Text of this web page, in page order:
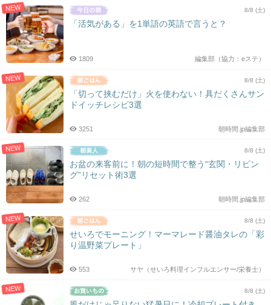
ゲ
ー
シ
ョ
NEW 8/8 (土)
「活気がある」を1単語の英語で言うと？
編集部（協力：eステ）
1809
NEW 8/8 (土)
「切って挟むだけ」火を使わない！具だくさんサン
ドイッチレシピ3選
朝時間.jp編集部
3251
NEW 8/8 (土)
お盆の来客前に！朝の短時間で整う“玄関・リビン
グ”リセット術3選
朝時間.jp編集部
262
NEW 8/8 (土)
せいろでモーニング！マーマレード醤油タレの「彩
り温野菜プレート」
サヤ（せいろ料理インフルエンサー/栄養士）
553
NEW 8/8 (土)